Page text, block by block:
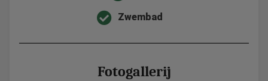
Zwembad
Fotogallerij